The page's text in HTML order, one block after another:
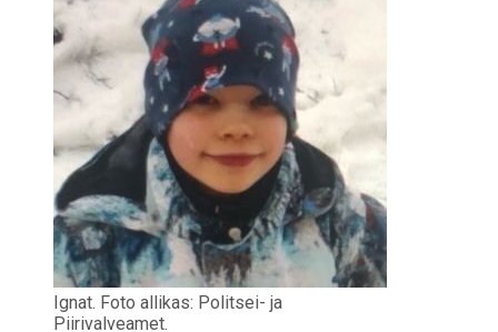
Ignat. Foto allikas: Politsei- ja
Piirivalveamet.